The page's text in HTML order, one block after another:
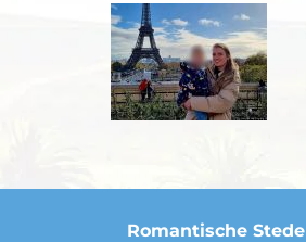
Romantische